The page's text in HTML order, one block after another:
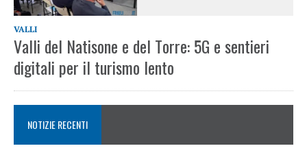
VALLI
Valli del Natisone e del Torre: 5G e sentieri
digitali per il turismo lento
NOTIZIE RECENTI